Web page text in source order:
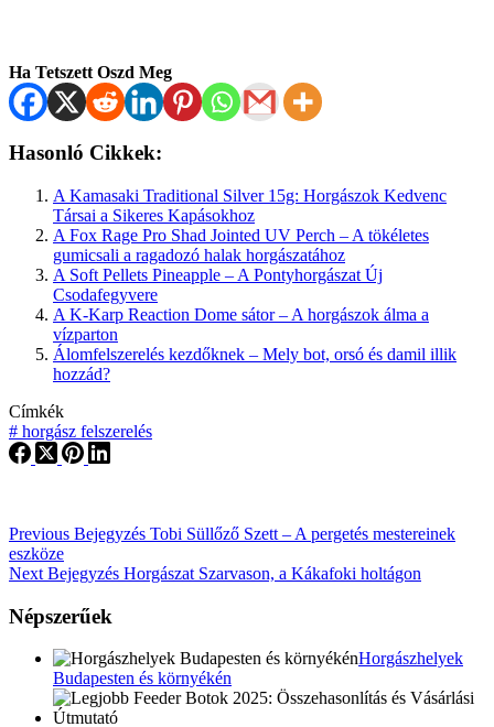
Ha Tetszett Oszd Meg
Hasonló Cikkek:
A Kamasaki Traditional Silver 15g: Horgászok Kedvenc
Társai a Sikeres Kapásokhoz
A Fox Rage Pro Shad Jointed UV Perch – A tökéletes
gumicsali a ragadozó halak horgászatához
A Soft Pellets Pineapple – A Pontyhorgászat Új
Csodafegyvere
A K-Karp Reaction Dome sátor – A horgászok álma a
vízparton
Álomfelszerelés kezdőknek – Mely bot, orsó és damil illik
hozzád?
Címkék
# horgász felszerelés
Previous Bejegyzés Tobi Süllőző Szett – A pergetés mestereinek
eszköze
Next Bejegyzés Horgászat Szarvason, a Kákafoki holtágon
Népszerűek
Horgászhelyek
Budapesten és környékén